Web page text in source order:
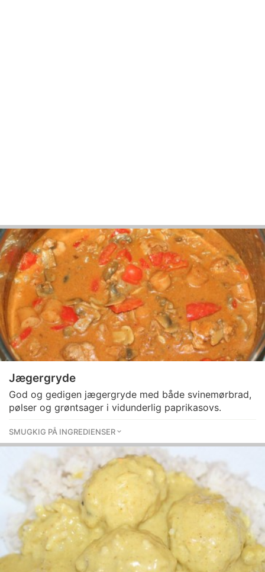
Jægergryde
God og gedigen jægergryde med både svinemørbrad,
pølser og grøntsager i vidunderlig paprikasovs.
SMUGKIG PÅ INGREDIENSER